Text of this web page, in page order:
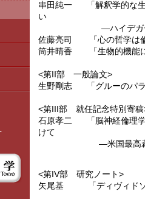
串田純一 「解釈学的な生
い
―ハイデガーと
佐藤亮司 「心の哲学は
筒井晴香 「生物的機能に
<第II部 一般論文>
生野剛志 「グルーのパラ
<第III部 就任記念特別寄稿
石原孝二 「脳神経倫理学
けて
―米国最高裁の二
<第IV部 研究ノート>
矢尾基 「ディヴィドソ